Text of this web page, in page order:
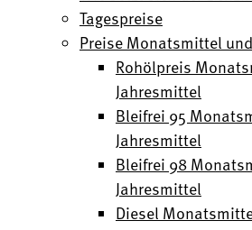
Tagespreise
Preise Monatsmittel
Rohölpreis
Jahresmittel
Bleifrei 95
Jahresmittel
Bleifrei 98
Jahresmittel
Diesel